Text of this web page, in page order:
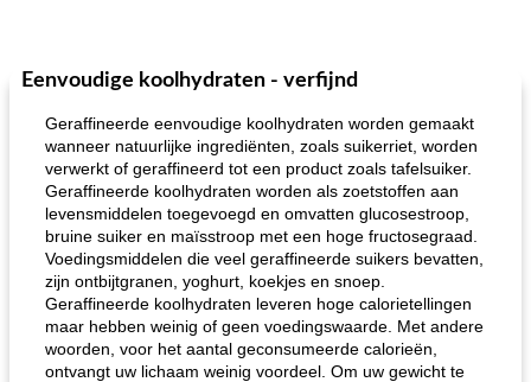
Eenvoudige koolhydraten - verfijnd
Geraffineerde eenvoudige koolhydraten worden gemaakt
wanneer natuurlijke ingrediënten, zoals suikerriet, worden
verwerkt of geraffineerd tot een product zoals tafelsuiker.
Geraffineerde koolhydraten worden als zoetstoffen aan
levensmiddelen toegevoegd en omvatten glucosestroop,
bruine suiker en maïsstroop met een hoge fructosegraad.
Voedingsmiddelen die veel geraffineerde suikers bevatten,
zijn ontbijtgranen, yoghurt, koekjes en snoep.
Geraffineerde koolhydraten leveren hoge calorietellingen
maar hebben weinig of geen voedingswaarde. Met andere
woorden, voor het aantal geconsumeerde calorieën,
ontvangt uw lichaam weinig voordeel. Om uw gewicht te